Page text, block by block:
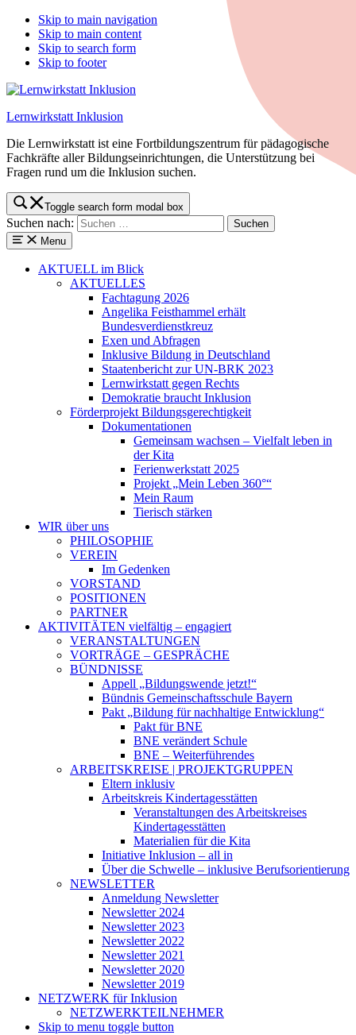
Skip to main navigation
Skip to main content
Skip to search form
Skip to footer
Lernwirkstatt Inklusion
Die Lernwirkstatt ist eine Fortbildungszentrum für pädagogische
Fachkräfte aller Bildungseinrichtungen, die Unterstützung bei
Fragen rund um die Inklusion suchen.
Toggle search form modal box
Suchen nach:
Menu
AKTUELL im Blick
AKTUELLES
Fachtagung 2026
Angelika Feisthammel erhält
Bundesverdienstkreuz
Exen und Abfragen
Inklusive Bildung in Deutschland
Staatenbericht zur UN-BRK 2023
Lernwirkstatt gegen Rechts
Demokratie braucht Inklusion
Förderprojekt Bildungsgerechtigkeit
Dokumentationen
Gemeinsam wachsen – Vielfalt leben in
der Kita
Ferienwerkstatt 2025
Projekt „Mein Leben 360°“
Mein Raum
Tierisch stärken
WIR über uns
PHILOSOPHIE
VEREIN
Im Gedenken
VORSTAND
POSITIONEN
PARTNER
AKTIVITÄTEN vielfältig – engagiert
VERANSTALTUNGEN
VORTRÄGE – GESPRÄCHE
BÜNDNISSE
Appell „Bildungswende jetzt!“
Bündnis Gemeinschaftsschule Bayern
Pakt „Bildung für nachhaltige Entwicklung“
Pakt für BNE
BNE verändert Schule
BNE – Weiterführendes
ARBEITSKREISE | PROJEKTGRUPPEN
Eltern inklusiv
Arbeitskreis Kindertagesstätten
Veranstaltungen des Arbeitskreises
Kindertagesstätten
Materialien für die Kita
Initiative Inklusion – all in
Über die Schwelle – inklusive Berufsorientierung
NEWSLETTER
Anmeldung Newsletter
Newsletter 2024
Newsletter 2023
Newsletter 2022
Newsletter 2021
Newsletter 2020
Newsletter 2019
NETZWERK für Inklusion
NETZWERKTEILNEHMER
Skip to menu toggle button